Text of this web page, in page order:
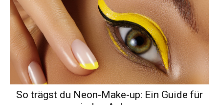
So trägst du Neon-Make-up: Ein Guide für